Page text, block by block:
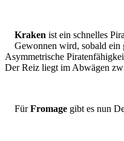
Kraken ist ein schnelles
Gewonnen wird, sobald ein
Asymmetrische
Der Reiz liegt im Abwägen
FürFromage gibt es nun